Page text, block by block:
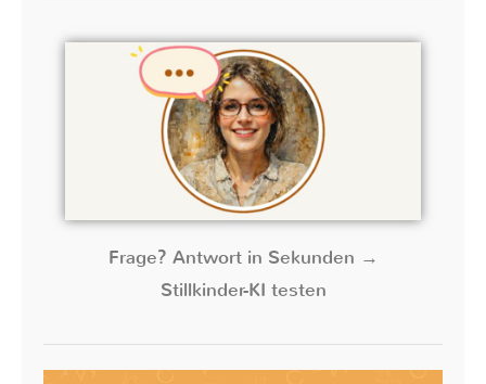
Frage? Antwort in Sekunden →
Stillkinder-KI testen